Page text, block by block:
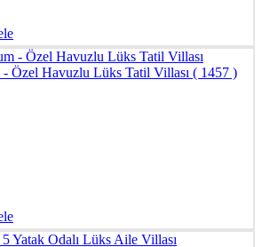
Özel Havuzlu Lüks Tatil Villası ( 1457 )